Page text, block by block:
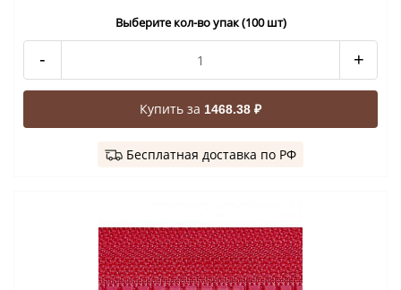
Выберите кол-во упак (100 шт)
- +
Купить за 1468.38 ₽
Бесплатная доставка по РФ